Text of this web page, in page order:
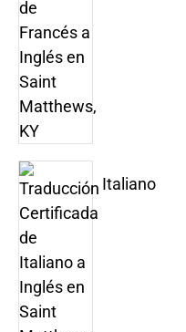
Italiano